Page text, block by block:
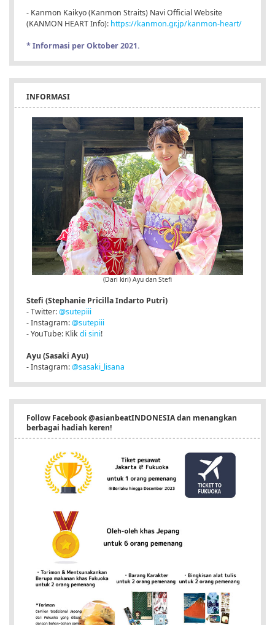
- Kanmon Kaikyo (Kanmon Straits) Navi Official Website
(KANMON HEART Info): https://kanmon.gr.jp/kanmon-heart/
* Informasi per Oktober 2021.
INFORMASI
(Dari kiri) Ayu dan Stefi
Stefi (Stephanie Pricilla Indarto Putri)
- Twitter:@sutepiii
- Instagram:@sutepiii
- YouTube: Klikdi sini!
Ayu (Sasaki Ayu)
- Instagram:@sasaki_lisana
Follow Facebook @asianbeatINDONESIA dan menangkan
berbagai hadiah keren!